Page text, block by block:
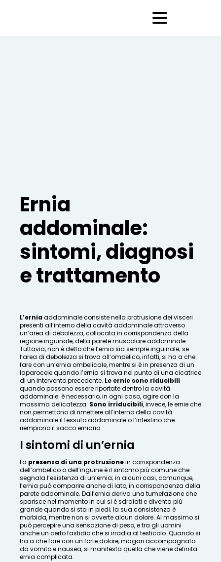
Ernia
addominale:
sintomi, diagnosi
e trattamento
L’erniaaddominale consiste nella protrusione dei visceri
presenti all’interno della cavità addominale attraverso
un’area di debolezza, collocata in corrispondenza della
regione inguinale, della parete muscolare addominale.
Tuttavia, non è detto che l’ernia sia sempre inguinale; se
l’area di debolezza si trova all’ombelico, infatti, si ha a che
fare con un’ernia ombelicale, mentre si è in presenza di un
laparocele quando l’ernia si trova nel punto di una cicatrice
di un intervento precedente. Le ernie sono riducibili
quando possono essere riportate dentro la cavità
addominale: è necessario, in ogni caso, agire con la
massima delicatezza. Sono irriducibili, invece, le ernie che
non permettono di rimettere all’interno della cavità
addominale il tessuto addominale o l’intestino che
riempiono il sacco erniario.
I sintomi di un’ernia
La presenza di una protrusionein corrispondenza
dell’ombelico o dell’inguine è il sintomo più comune che
segnala l’esistenza di un’ernia; in alcuni casi, comunque,
l’ernia può comparire anche di lato, in corrispondenza della
parete addominale. Dall’ernia deriva una tumefazione che
sparisce nel momento in cui si è sdraiati e diventa più
grande quando si sta in piedi; la sua consistenza è
morbida, mentre non si avverte alcun dolore. Al massimo si
può percepire una sensazione di peso, e tra gli uomini
anche un certo fastidio che si irradia al testicolo. Quando si
ha a che fare con un forte dolore, magari accompagnato
da vomito e nausea, si manifesta quella che viene definita
ernia complicata.